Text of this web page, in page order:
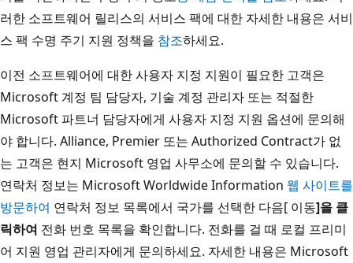
러한 소프트웨어 릴리스의 서비스 팩에 대한 자세한 내용은 서비
스 팩 수명 주기 지원 정책을 참조하세요.
이전 소프트웨어에 대한 사용자 지정 지원이 필요한 고객은
Microsoft 계정 팀 담당자, 기술 계정 관리자 또는 적절한
Microsoft 파트너 담당자에게 사용자 지정 지원 옵션에 문의해
야 합니다. Alliance, Premier 또는 Authorized Contract가 없
는 고객은 현지 Microsoft 영업 사무소에 문의할 수 있습니다.
연락처 정보는 Microsoft Worldwide Information 웹 사이트를
방문하여 연락처 정보 목록에서 국가를 선택한 다음[ 이동]을 클
릭하여 전화 번호 목록을 확인합니다. 전화를 걸 때 로컬 프리미
어 지원 영업 관리자에게 문의하세요. 자세한 내용은 Microsoft